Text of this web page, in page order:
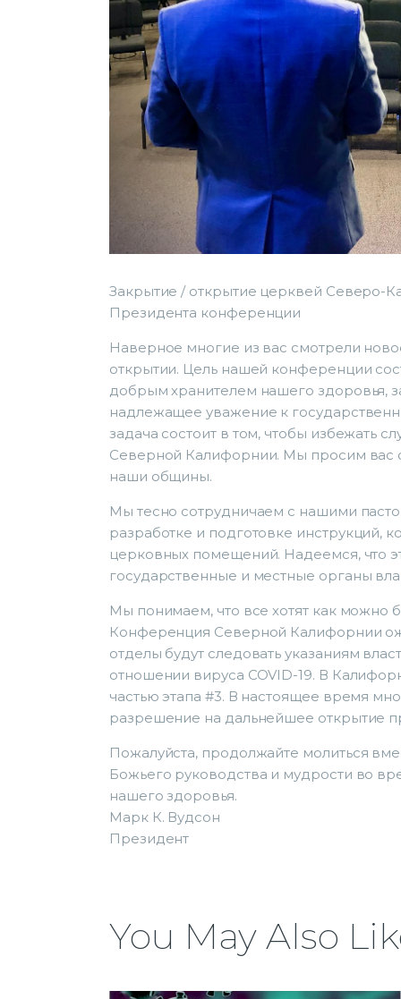
Закрытие / открытие церквей
Президента конференции
Наверное многие из вас смотрели
открытии. Цель нашей конференции
добрым хранителем нашего здоровья,
надлежащее уважение к
задача состоит в том, чтобы избежать
Северной Калифорнии. Мы просим вас
наши общины.
Мы тесно сотрудничаем с нашими
разработке и подготовке инструкций,
церковных помещений. Надеемся, что
государственные и местные органы
Мы понимаем, что все хотят как можно
Конференция Северной Калифорнии
отделы будут следовать указаниям
отношении вируса COVID-19. В
частью этапа #3. В настоящее время
разрешение на дальнейшее открытие
Пожалуйста, продолжайте молиться
Божьего руководства и мудрости во
нашего здоровья.
Марк К. Вудсон
Президент
You May Also